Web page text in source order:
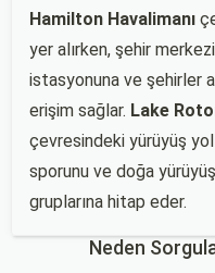
Hamilton Havalimanı
yer alırken, şehir
istasyonuna ve şehirler
erişim sağlar. Lake
çevresindeki yürüyüş
sporunu ve doğa
gruplarına hitap eder.
Neden